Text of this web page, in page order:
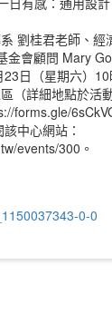
劉桂君老師、經
金會顧問 Mary
日（星期六）10
（詳細地點於活
forms.gle/
中心網站：
events/300。
0-0